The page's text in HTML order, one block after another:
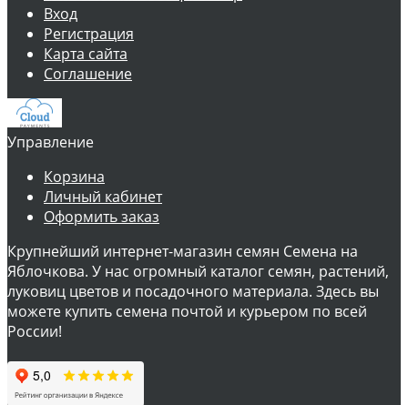
Вход
Регистрация
Карта сайта
Соглашение
Управление
Корзина
Личный кабинет
Оформить заказ
Крупнейший интернет-магазин семян Семена на
Яблочкова. У нас огромный каталог семян, растений,
луковиц цветов и посадочного материала. Здесь вы
можете купить семена почтой и курьером по всей
России!